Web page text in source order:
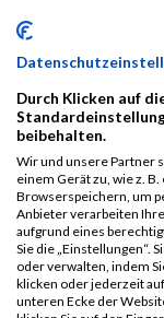
Durch Klicken auf
beibehalten.
Wir und unsere Partner
einem Gerät zu, wie z.
Browserspeichern, um
Anbieter verarbeiten
aufgrund eines
Sie die „Einstellungen“.
oder verwalten, indem
klicken oder jederzeit
unteren Ecke der